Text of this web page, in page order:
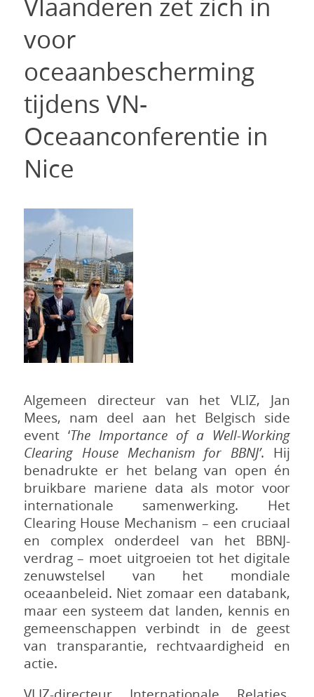
Vlaanderen zet zich in
voor
oceaanbescherming
tijdens VN-
Oceaanconferentie in
Nice
Algemeen directeur van het VLIZ, Jan
Mees, nam deel aan het Belgisch side
event ‘The Importance of a Well-Working
Clearing House Mechanism for BBNJ’. Hij
benadrukte er het belang van open én
bruikbare mariene data als motor voor
internationale samenwerking. Het
Clearing House Mechanism – een cruciaal
en complex onderdeel van het BBNJ-
verdrag – moet uitgroeien tot het digitale
zenuwstelsel van het mondiale
oceaanbeleid. Niet zomaar een databank,
maar een systeem dat landen, kennis en
gemeenschappen verbindt in de geest
van transparantie, rechtvaardigheid en
actie.